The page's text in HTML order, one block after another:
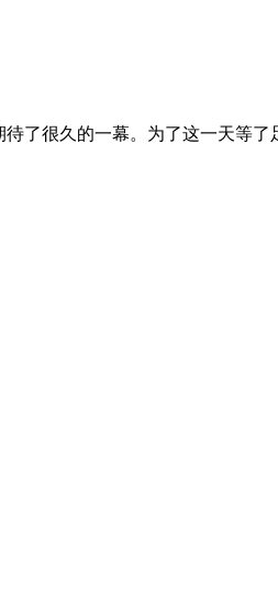
了很久的一幕。为了这一天等